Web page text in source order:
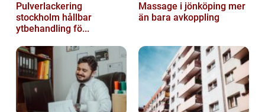
Pulverlackering
stockholm hållbar
ytbehandling fö...
Massage i jönköping mer
än bara avkoppling